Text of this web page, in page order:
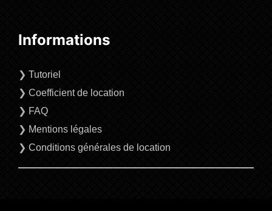
Informations
❯ Tutoriel
❯ Coefficient de location
❯ FAQ
❯ Mentions légales
❯ Conditions générales de location